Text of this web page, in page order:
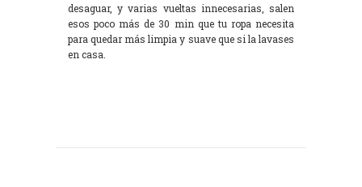
desaguar, y varias vueltas innecesarias, salen
esos poco más de 30 min que tu ropa necesita
para quedar más limpia y suave que si la lavases
en casa.